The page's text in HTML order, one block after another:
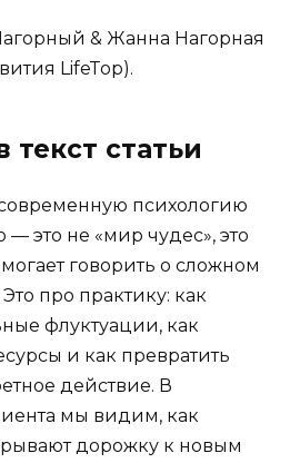
& Жанна Нагорная
LifeTop).
текст статьи
психологию
это не «мир чудес», это
говорить о сложном
про практику: как
флуктуации, как
и как превратить
действие. В
мы видим, как
дорожку к новым